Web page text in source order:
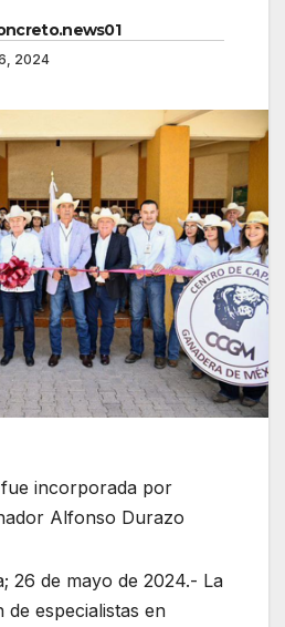
2024
fue incorporada por
Alfonso Durazo
26 de mayo de 2024.- La
especialistas en